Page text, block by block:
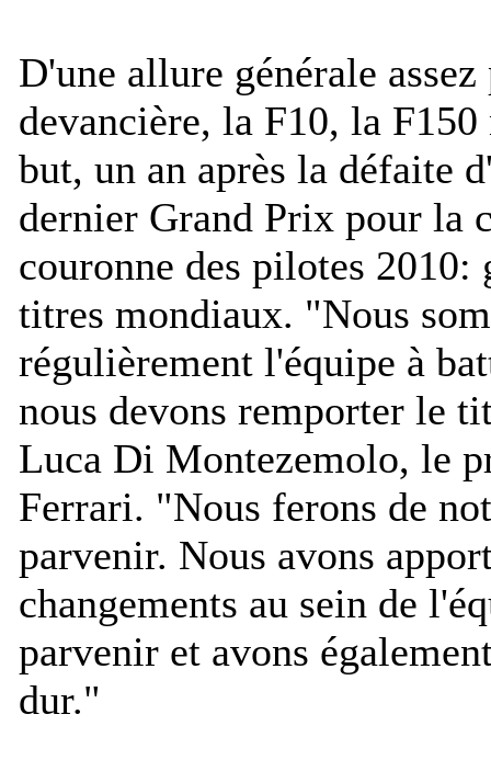
D'une allure générale assez
devancière, la F10, la
but, un an après la défaite
dernier Grand Prix pour la
couronne des pilotes 2010:
titres mondiaux. "Nous
régulièrement l'équipe à
nous devons remporter le
Luca Di Montezemolo, le
Ferrari. "Nous ferons de
parvenir. Nous avons
changements au sein de
parvenir et avons
dur."